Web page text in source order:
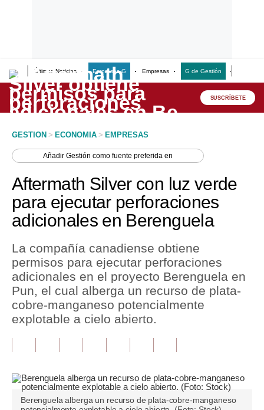
Últimas Noticias Empresas G Empresas G de Gestión
Lo último
Peru Quiosco
Economía
Mercados
Política
Tu Dinero
Finanzas Personales
Opinión
Editorial
SUSCRÍBETE
GESTION > ECONOMIA > EMPRESAS
AñadirGestión como fuente preferida en
Aftermath Silver con luz verde
para ejecutar perforaciones
adicionales en Berenguela
La compañía canadiense obtiene
permisos para ejecutar perforaciones
adicionales en el proyecto Berenguela en
Pun, el cual alberga un recurso de plata-
cobre-manganeso potencialmente
explotable a cielo abierto.
Berenguela alberga un recurso de plata-cobre-manganeso